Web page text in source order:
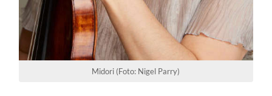
Midori (Foto: Nigel Parry)